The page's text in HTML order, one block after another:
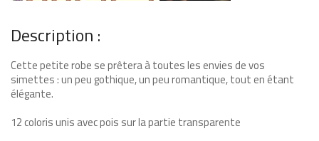
Description :
Cette petite robe se prêtera à toutes les envies de vos
simettes : un peu gothique, un peu romantique, tout en étant
élégante.
12 coloris unis avec pois sur la partie transparente